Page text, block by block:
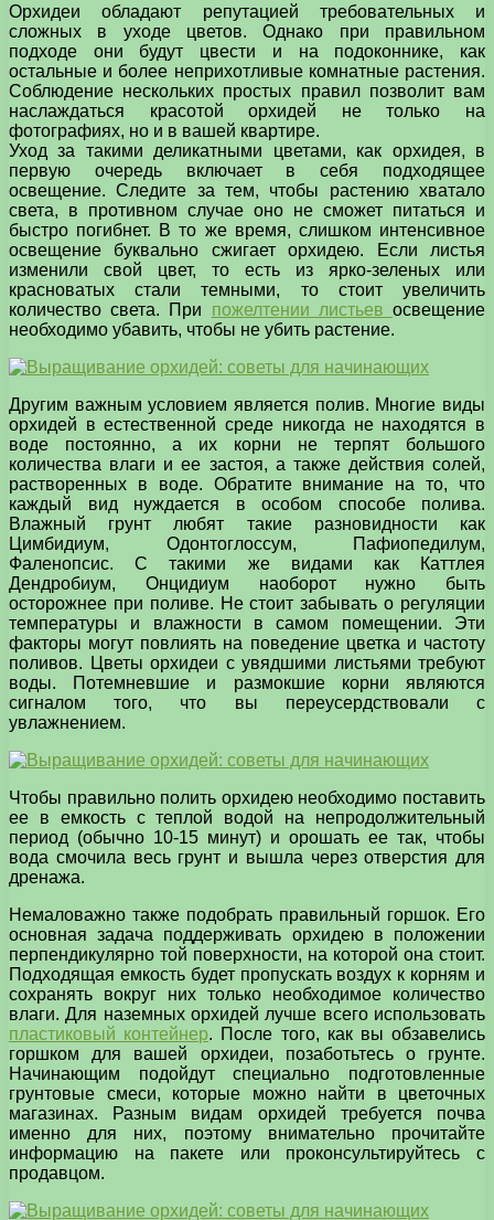
Орхидеи обладают репутацией требовательных и
сложных в уходе цветов. Однако при правильном
подходе они будут цвести и на подоконнике, как
остальные и более неприхотливые комнатные растения.
Соблюдение нескольких простых правил позволит вам
наслаждаться красотой орхидей не только на
фотографиях, но и в вашей квартире.
Уход за такими деликатными цветами, как орхидея, в
первую очередь включает в себя подходящее
освещение. Следите за тем, чтобы растению хватало
света, в противном случае оно не сможет питаться и
быстро погибнет. В то же время, слишком интенсивное
освещение буквально сжигает орхидею. Если листья
изменили свой цвет, то есть из ярко-зеленых или
красноватых стали темными, то стоит увеличить
количество света. При пожелтении листьевосвещение
необходимо убавить, чтобы не убить растение.
Другим важным условием является полив. Многие виды
орхидей в естественной среде никогда не находятся в
воде постоянно, а их корни не терпят большого
количества влаги и ее застоя, а также действия солей,
растворенных в воде. Обратите внимание на то, что
каждый вид нуждается в особом способе полива.
Влажный грунт любят такие разновидности как
Цимбидиум, Одонтоглоссум, Пафиопедилум,
Фаленопсис. С такими же видами как Каттлея
Дендробиум, Онцидиум наоборот нужно быть
осторожнее при поливе. Не стоит забывать о регуляции
температуры и влажности в самом помещении. Эти
факторы могут повлиять на поведение цветка и частоту
поливов. Цветы орхидеи с увядшими листьями требуют
воды. Потемневшие и размокшие корни являются
сигналом того, что вы переусердствовали с
увлажнением.
Чтобы правильно полить орхидею необходимо поставить
ее в емкость с теплой водой на непродолжительный
период (обычно 10-15 минут) и орошать ее так, чтобы
вода смочила весь грунт и вышла через отверстия для
дренажа.
Немаловажно также подобрать правильный горшок. Его
основная задача поддерживать орхидею в положении
перпендикулярно той поверхности, на которой она стоит.
Подходящая емкость будет пропускать воздух к корням и
сохранять вокруг них только необходимое количество
влаги. Для наземных орхидей лучше всего использовать
пластиковый контейнер. После того, как вы обзавелись
горшком для вашей орхидеи, позаботьтесь о грунте.
Начинающим подойдут специально подготовленные
грунтовые смеси, которые можно найти в цветочных
магазинах. Разным видам орхидей требуется почва
именно для них, поэтому внимательно прочитайте
информацию на пакете или проконсультируйтесь с
продавцом.